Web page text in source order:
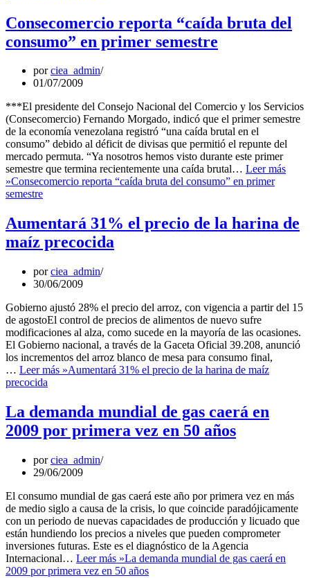
Consecomercio reporta “caída bruta del
consumo” en primer semestre
porciea_admin
01/07/2009
***El presidente del Consejo Nacional del Comercio y los Servicios
(Consecomercio) Fernando Morgado, indicó que el primer semestre
de la economía venezolana registró “una caída brutal en el
consumo” debido al déficit de divisas que permitió el repunte del
mercado permuta. “Ya nosotros hemos visto durante este primer
semestre que termina recientemente una caída brutal… Leer más
»Consecomercio reporta “caída bruta del consumo” en primer
semestre
Aumentará 31% el precio de la harina de
maíz precocida
porciea_admin
30/06/2009
Gobierno ajustó 28% el precio del arroz, con vigencia a partir del 15
de agostoEl control de precios de alimentos de nuevo sufre
modificaciones al alza, como sucede en la mayoría de las ocasiones.
El Gobierno nacional, a través de la Gaceta Oficial 39.208, anunció
los incrementos del arroz blanco de mesa para consumo final,
… Leer más »Aumentará 31% el precio de la harina de maíz
precocida
La demanda mundial de gas caerá en
2009 por primera vez en 50 años
porciea_admin
29/06/2009
El consumo mundial de gas caerá este año por primera vez en más
de medio siglo a causa de la crisis, lo que coincide paradójicamente
con un periodo de nuevas capacidades de producción y licuado que
están hundiendo los precios a niveles que pueden comprometer
inversiones futuras. Este es el diagnóstico de la Agencia
Internacional… Leer más »La demanda mundial de gas caerá en
2009 por primera vez en 50 años